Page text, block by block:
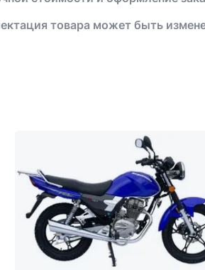
товара может быть